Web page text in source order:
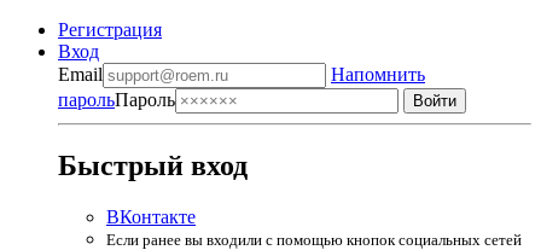
Регистрация
Вход
Email
Напомнить
парольПароль
Быстрый вход
ВКонтакте
Если ранее вы входили с помощью кнопок социальных сетей